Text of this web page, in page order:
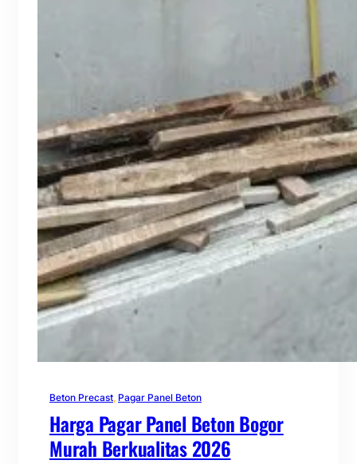
Beton Precast, Pagar Panel Beton
Harga Pagar Panel Beton Bogor
Murah Berkualitas 2026